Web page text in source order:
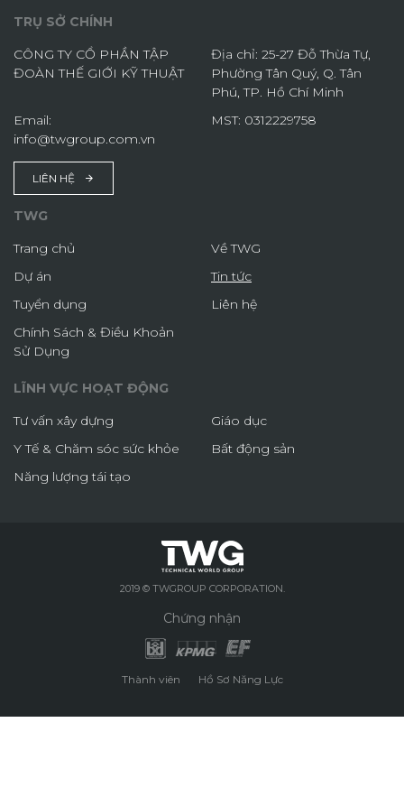
TRỤ SỞ CHÍNH
CÔNG TY CỔ PHẦN TẬP
ĐOÀN THẾ GIỚI KỸ THUẬT
Địa chỉ: 25-27 Đỗ Thừa Tự,
Phường Tân Quý, Q. Tân
Phú, TP. Hồ Chí Minh
Email:
info@twgroup.com.vn
MST: 0312229758
LIÊN HỆ
TWG
Trang chủ
Về TWG
Dự án
Tin tức
Tuyển dụng
Liên hệ
Chính Sách & Điều Khoản
Sử Dụng
LĨNH VỰC HOẠT ĐỘNG
Tư vấn xây dựng
Giáo dục
Y Tế & Chăm sóc sức khỏe
Bất động sản
Năng lượng tái tạo
2019 © TWGROUP CORPORATION.
Chứng nhận
Thành viên Hồ Sơ Năng Lực